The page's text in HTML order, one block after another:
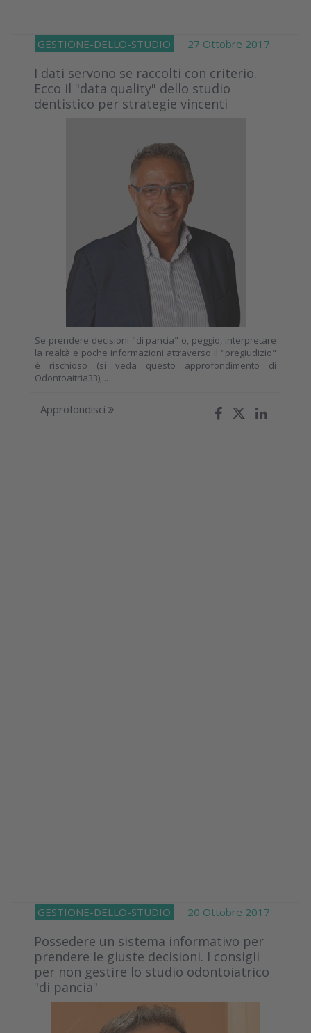
GESTIONE-DELLO-STUDIO 27 Ottobre 2017
I dati servono se raccolti con criterio.
Ecco il "data quality" dello studio
dentistico per strategie vincenti
Se prendere decisioni "di pancia" o, peggio, interpretare
la realtà e poche informazioni attraverso il "pregiudizio"
è rischioso (si veda questo approfondimento di
Odontoaitria33),...
Approfondisci
GESTIONE-DELLO-STUDIO 20 Ottobre 2017
Possedere un sistema informativo per
prendere le giuste decisioni. I consigli
per non gestire lo studio odontoiatrico
"di pancia"